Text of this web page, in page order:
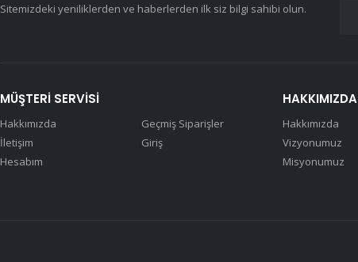
Sitemizdeki yeniliklerden ve haberlerden ilk siz bilgi sahibi olun.
MÜŞTERI SERVISI
Hakkımızda
İletişim
Hesabım
Geçmiş Siparişler
Giriş
HAKKIMIZDA
Hakkımızda
Vizyonumuz
Misyonumuz